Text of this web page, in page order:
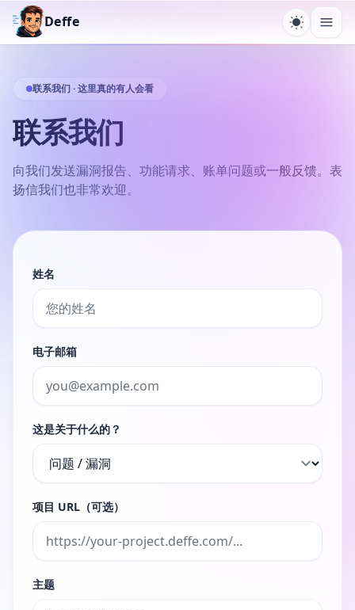
Deffe
切换主题打开
联系我们 · 这里真的有人会看
联系我们
向我们发送漏洞报告、功能请求、账单问题或一般反馈。表
扬信我们也非常欢迎。
姓名
电子邮箱
这是关于什么的？
项目 URL（可选）
主题